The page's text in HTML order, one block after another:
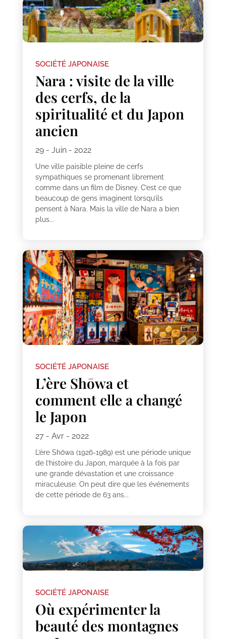
SOCIÉTÉ JAPONAISE
Nara : visite de la ville
des cerfs, de la
spiritualité et du Japon
ancien
29 - Juin - 2022
Une ville paisible pleine de cerfs
sympathiques se promenant librement
comme dans un film de Disney. C’est ce que
beaucoup de gens imaginent lorsqu’ils
pensent à Nara. Mais la ville de Nara a bien
plus...
SOCIÉTÉ JAPONAISE
L’ère Shōwa et
comment elle a changé
le Japon
27 - Avr - 2022
L’ère Shōwa (1926-1989) est une période unique
de l’histoire du Japon, marquée à la fois par
une grande dévastation et une croissance
miraculeuse. On peut dire que les événements
de cette période de 63 ans...
SOCIÉTÉ JAPONAISE
Où expérimenter la
beauté des montagnes